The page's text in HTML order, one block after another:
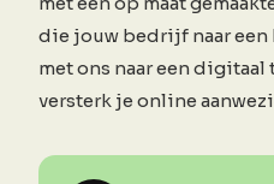
die jouw bedrijf naar
met ons naar een
versterk je online